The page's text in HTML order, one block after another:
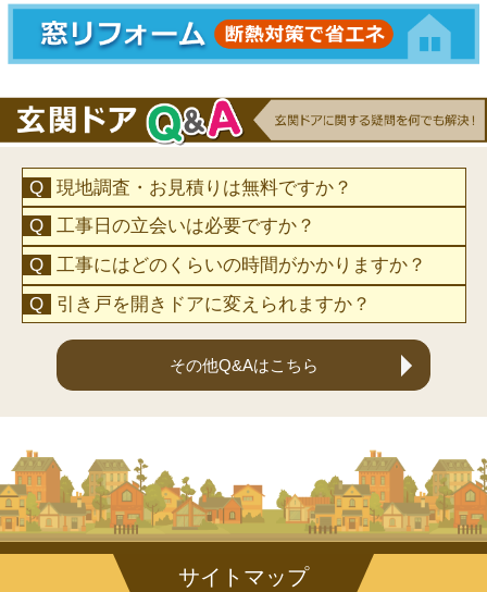
現地調査・お見積りは無料ですか？
工事日の立会いは必要ですか？
工事にはどのくらいの時間がかかりますか？
引き戸を開きドアに変えられますか？
その他Q&Aはこちら